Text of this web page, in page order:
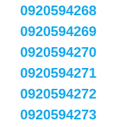
0920594268
0920594269
0920594270
0920594271
0920594272
0920594273